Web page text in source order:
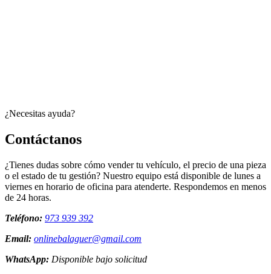
¿Necesitas ayuda?
Contáctanos
¿Tienes dudas sobre cómo vender tu vehículo, el precio de una pieza
o el estado de tu gestión? Nuestro equipo está disponible de lunes a
viernes en horario de oficina para atenderte. Respondemos en menos
de 24 horas.
Teléfono: 973 939 392
Email: onlinebalaguer@gmail.com
WhatsApp: Disponible bajo solicitud